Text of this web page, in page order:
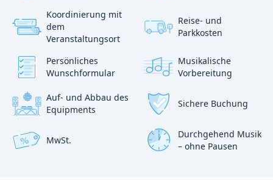
?
:)
Koordinierung mit
dem
Veranstaltungsort
p
Reise- und
Parkkosten
Persönliches
Wunschformular
Musikalische
Vorbereitung
Auf- und Abbau des
Equipments
Sichere Buchung
% MwSt.
Durchgehend Musik
– ohne Pausen